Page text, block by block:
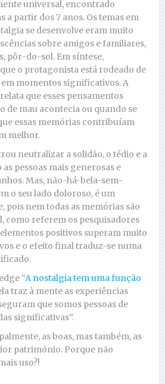
universal, encontrado
a partir dos 7 anos. Os temas em
se desenvolve eram muito
sobre amigos e familiares,
pôr-do-sol. Em síntese,
o protagonista está rodeado de
momentos significativos. A
que esses pensamentos
de mau acontecia ou quando se
essas memórias contribuíam
melhor.
neutralizar a solidão, o tédio e a
pessoas mais generosas e
Mas, não-há-bela-sem-
o seu lado doloroso, é um
pois nem todas as memórias são
como referem os pesquisadores
positivos superam muito
e o efeito final traduz-se numa
“A nostalgia tem uma função
traz à mente as experiências
que somos pessoas de
significativas”.
as boas, mas também, as
património. Porque não
uso?!